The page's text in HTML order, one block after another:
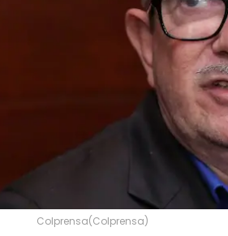
Colprensa(Colprensa)